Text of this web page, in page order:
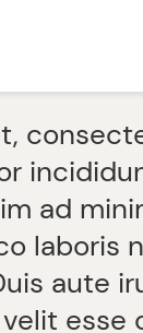
ad
laboris
aute
esse